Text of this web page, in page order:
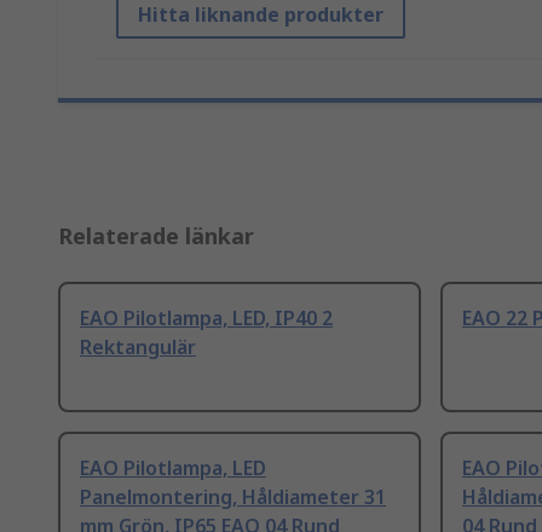
Hitta liknande produkter
Relaterade länkar
EAO Pilotlampa, LED, IP40 2
Rektangulär
EAO 22
EAO Pilotlampa, LED
Panelmontering, Håldiameter 31
mm Grön, IP65 EAO 04 Rund
EAO
04 Rund